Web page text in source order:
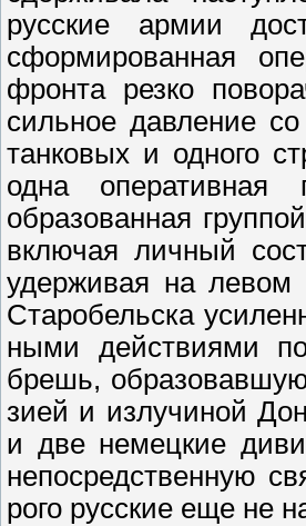
русские армии
сформированная
фронта резко
сильное давление
танковых и одного
одна оперативная
образованная
включая личный
удерживая на левом
Старобельска
ными действиями
брешь,
зией и излучиной
и две немецкие
непосредственную
рого русские еще не